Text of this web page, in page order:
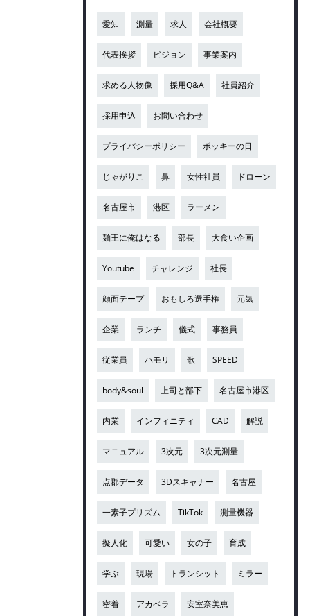
愛知 測量 求人 会社概要
代表挨拶 ビジョン 事業案内
求める人物像 採用Q&A 社員紹介
採用申込 お問い合わせ
プライバシーポリシー ポッキーの日
じゃがりこ 鼻 女性社員 ドローン
名古屋市 港区 ラーメン
麺王に俺はなる 部長 大食い企画
Youtube チャレンジ 社長
顔面テープ おもしろ選手権 元気
企業 ランチ 儀式 事務員
従業員 ハモリ 歌 SPEED
body&soul 上司と部下 名古屋市港区
内業 インフィニティ CAD 解説
マニュアル 3次元 3次元測量
点郡データ 3Dスキャナー 名古屋
一素子プリズム TikTok 測量機器
擬人化 可愛い 女の子 育成
学ぶ 現場 トランシット ミラー
密着 アカペラ 安室奈美恵